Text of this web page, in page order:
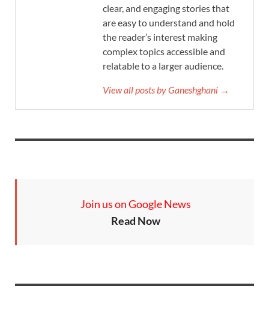
clear, and engaging stories that
are easy to understand and hold
the reader’s interest making
complex topics accessible and
relatable to a larger audience.
View all posts by Ganeshghani →
Join us on Google News
Read Now